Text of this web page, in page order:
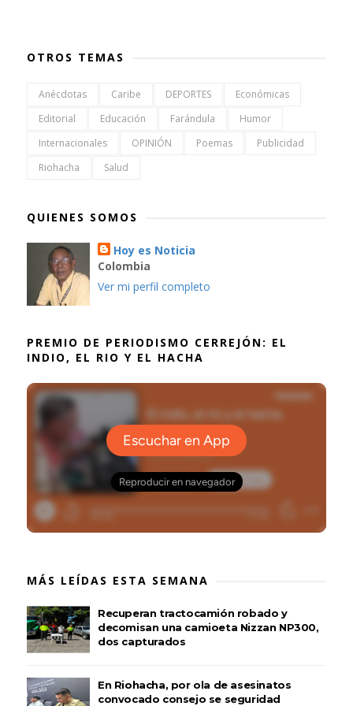
OTROS TEMAS
Anécdotas Caribe DEPORTES
Económicas
Editorial
Educación Farándula
Humor
Internacionales
OPINIÓN Poemas
Publicidad
Riohacha
Salud
QUIENES SOMOS
Hoy es Noticia
Colombia
Ver mi perfil completo
PREMIO DE PERIODISMO CERREJÓN: EL
INDIO, EL RIO Y EL HACHA
MÁS LEÍDAS ESTA SEMANA
Recuperan tractocamión robado y
decomisan una camioeta Nizzan NP300,
dos capturados
En Riohacha, por ola de asesinatos
convocado consejo se seguridad